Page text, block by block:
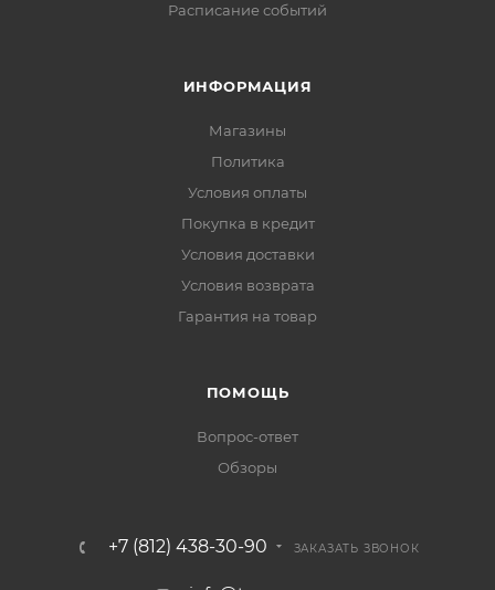
Расписание событий
ИНФОРМАЦИЯ
Магазины
Политика
Условия оплаты
Покупка в кредит
Условия доставки
Условия возврата
Гарантия на товар
ПОМОЩЬ
Вопрос-ответ
Обзоры
+7 (812) 438-30-90 ЗАКАЗАТЬ ЗВОНОК